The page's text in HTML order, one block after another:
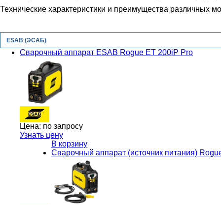
Технические характеристики и преимущества различных
ESAB (ЭСАБ)
Сварочный аппарат ESAB Rogue ET 200iP Pro
Цена: по запросу
Узнать цену
В корзину
Сварочный аппарат (источник питания)